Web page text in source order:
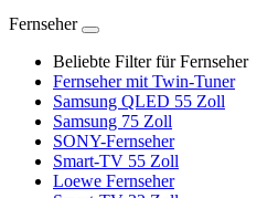
Fernseher
Beliebte Filter für Fernseher
Fernseher mit Twin-Tuner
Samsung QLED 55 Zoll
Samsung 75 Zoll
SONY-Fernseher
Smart-TV 55 Zoll
Loewe Fernseher